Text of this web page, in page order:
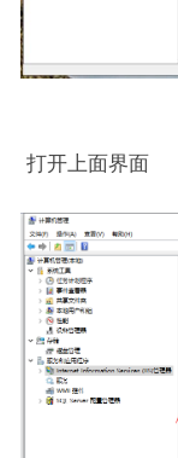
打开上面界面